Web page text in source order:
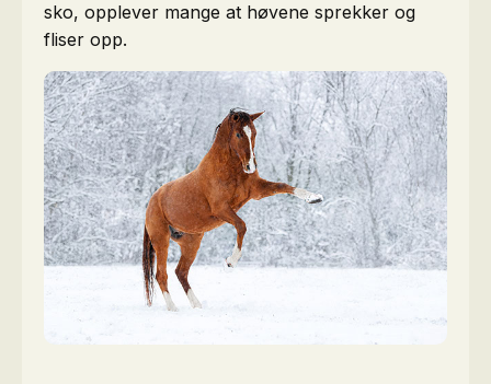
sko, opplever mange at høvene sprekker og
fliser opp.